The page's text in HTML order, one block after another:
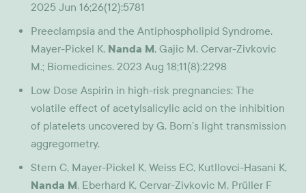
2025 Jun 16;26(12):5781
Preeclampsia and the Antiphospholipid Syndrome.
Mayer-Pickel K, Nanda M, Gajic M, Cervar-Zivkovic
M.; Biomedicines. 2023 Aug 18;11(8):2298
Low Dose Aspirin in high-risk pregnancies: The
volatile effect of acetylsalicylic acid on the inhibition
of platelets uncovered by G. Born’s light transmission
aggregometry.
Stern C, Mayer-Pickel K, Weiss EC, Kutllovci-Hasani K,
Nanda M, Eberhard K, Cervar-Zivkovic M, Prüller F